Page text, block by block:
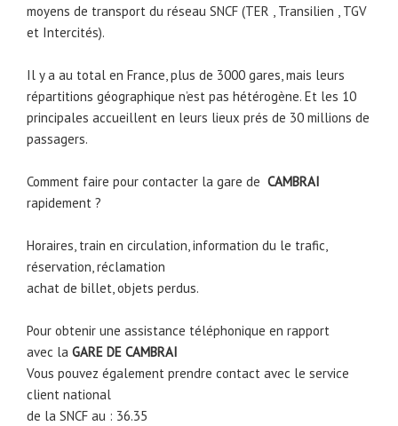
moyens de transport du réseau SNCF (TER , Transilien , TGV
et Intercités).
Il y a au total en France, plus de 3000 gares, mais leurs
répartitions géographique n’est pas hétérogène. Et les 10
principales accueillent en leurs lieux prés de 30 millions de
passagers.
Comment faire pour contacter la gare de CAMBRAI
rapidement ?
Horaires, train en circulation, information du le trafic,
réservation, réclamation
achat de billet, objets perdus.
Pour obtenir une assistance téléphonique en rapport
avec la GARE DE CAMBRAI
Vous pouvez également prendre contact avec le service
client national
de la SNCF au : 36.35